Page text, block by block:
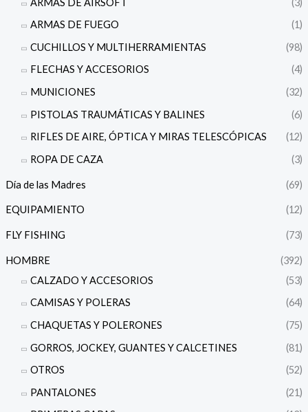
ARMAS DE FUEGO
(1)
CUCHILLOS Y MULTIHERRAMIENTAS
(98)
FLECHAS Y ACCESORIOS
(4)
MUNICIONES
(32)
PISTOLAS TRAUMÁTICAS Y BALINES
(6)
RIFLES DE AIRE, ÓPTICA Y MIRAS TELESCÓPICAS
(12)
ROPA DE CAZA
(3)
Día de las Madres (69)
EQUIPAMIENTO (12)
FLY FISHING (73)
HOMBRE
(392)
CALZADO Y ACCESORIOS
(53)
CAMISAS Y POLERAS
(64)
CHAQUETAS Y POLERONES
(75)
GORROS, JOCKEY, GUANTES Y CALCETINES
(81)
OTROS
(52)
PANTALONES
(21)